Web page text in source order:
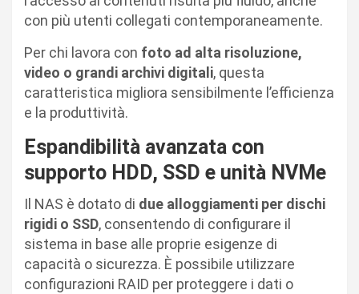
con più utenti collegati contemporaneamente.
Per chi lavora con foto ad alta risoluzione,
video o grandi archivi digitali, questa
caratteristica migliora sensibilmente l’efficienza
e la produttività.
Espandibilità avanzata con
supporto HDD, SSD e unità NVMe
Il NAS è dotato di due alloggiamenti per dischi
rigidi o SSD, consentendo di configurare il
sistema in base alle proprie esigenze di
capacità o sicurezza. È possibile utilizzare
configurazioni RAID per proteggere i dati o